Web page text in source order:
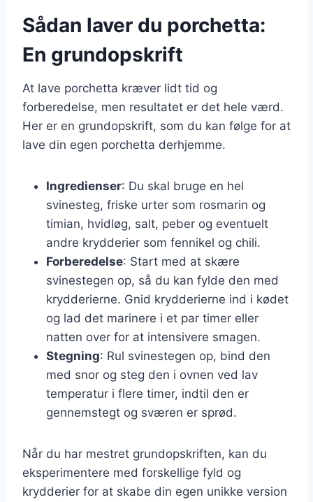
Sådan laver du porchetta:
En grundopskrift
At lave porchetta kræver lidt tid og
forberedelse, men resultatet er det hele værd.
Her er en grundopskrift, som du kan følge for at
lave din egen porchetta derhjemme.
Ingredienser: Du skal bruge en hel
svinesteg, friske urter som rosmarin og
timian, hvidløg, salt, peber og eventuelt
andre krydderier som fennikel og chili.
Forberedelse: Start med at skære
svinestegen op, så du kan fylde den med
krydderierne. Gnid krydderierne ind i kødet
og lad det marinere i et par timer eller
natten over for at intensivere smagen.
Stegning: Rul svinestegen op, bind den
med snor og steg den i ovnen ved lav
temperatur i flere timer, indtil den er
gennemstegt og sværen er sprød.
Når du har mestret grundopskriften, kan du
eksperimentere med forskellige fyld og
krydderier for at skabe din egen unikke version